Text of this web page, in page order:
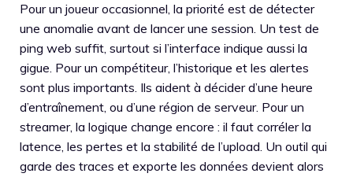
Pour un joueur occasionnel, la priorité est de détecter
une anomalie avant de lancer une session. Un test de
ping web suffit, surtout si l’interface indique aussi la
gigue. Pour un compétiteur, l’historique et les alertes
sont plus importants. Ils aident à décider d’une heure
d’entraînement, ou d’une région de serveur. Pour un
streamer, la logique change encore : il faut corréler la
latence, les pertes et la stabilité de l’upload. Un outil qui
garde des traces et exporte les données devient alors